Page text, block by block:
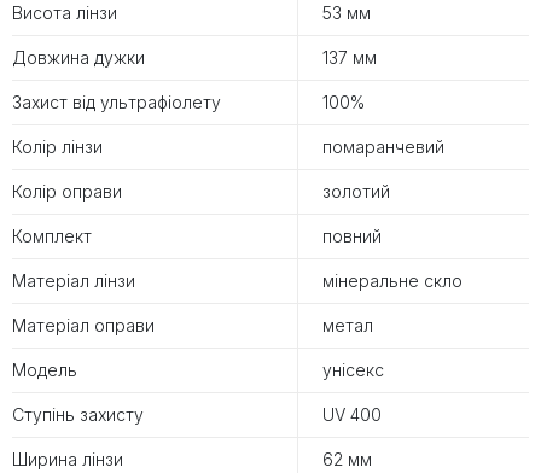
Висота лінзи 53 мм
Довжина дужки 137 мм
Захист від ультрафіолету 100%
Колір лінзи помаранчевий
Колір оправи золотий
Комплект повний
Матеріал лінзи мінеральне скло
Матеріал оправи метал
Модель унісекс
Ступінь захисту UV 400
Ширина лінзи 62 мм